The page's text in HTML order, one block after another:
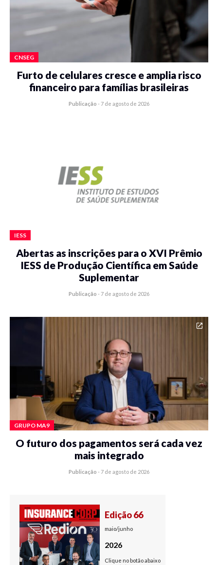
CNSEG
Furto de celulares cresce e amplia risco
financeiro para famílias brasileiras
Publicação - 7 de agosto de 2026
IESS
Abertas as inscrições para o XVI Prêmio
IESS de Produção Científica em Saúde
Suplementar
Publicação - 7 de agosto de 2026
GRUPO MA9
O futuro dos pagamentos será cada vez
mais integrado
Publicação - 7 de agosto de 2026